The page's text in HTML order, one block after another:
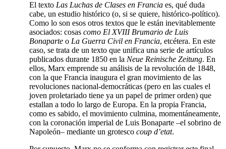
El texto Las Luchas de Clases en Francia es, qué duda
cabe, un estudio histórico (o, si se quiere, histórico-político).
Como lo son esos otros textos que le están inevitablemente
asociados: cosas como El XVIII Brumario de Luis
Bonaparte o La Guerra Civil en Francia, etcétera. En este
caso, se trata de un texto que unifica una serie de artículos
publicados durante 1850 en la Neue Reinische Zeitung. En
ellos, Marx emprende su análisis de la revolución de 1848,
con la que Francia inaugura el gran movimiento de las
revoluciones nacional-democráticas (pero en las cuales el
joven proletariado tiene ya un papel de primer orden) que
estallan a todo lo largo de Europa. En la propia Francia,
como es sabido, el movimiento culmina, momentáneamente,
con la coronación imperial de Luis Bonaparte –el sobrino de
Napoleón– mediante un grotesco coup d’etat.